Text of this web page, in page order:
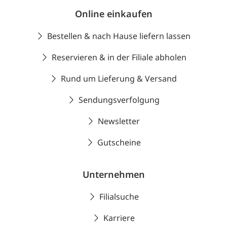
Online einkaufen
Bestellen & nach Hause liefern lassen
Reservieren & in der Filiale abholen
Rund um Lieferung & Versand
Sendungsverfolgung
Newsletter
Gutscheine
Unternehmen
Filialsuche
Karriere